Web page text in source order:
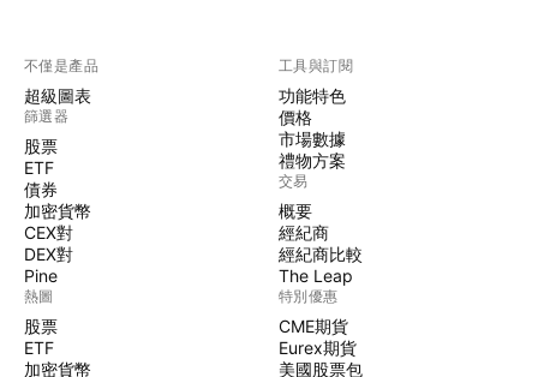
不僅是產品
超級圖表
篩選器
股票
ETF
債券
加密貨幣
CEX對
DEX對
Pine
熱圖
股票
ETF
加密貨幣
工具與訂閱
功能特色
價格
市場數據
禮物方案
交易
概要
經紀商
經紀商比較
The Leap
特別優惠
CME期貨
Eurex期貨
美國股票包